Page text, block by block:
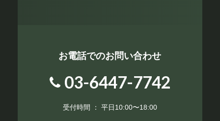
お電話でのお問い合わせ
03-6447-7742
受付時間 ： 平日10:00〜18:00